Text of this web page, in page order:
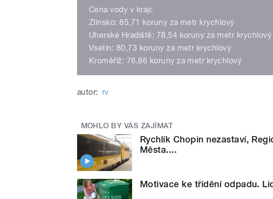
Cena vody v kraji:
Zlínsko: 85,71 koruny za metr krychlový
Uherské Hradiště: 78,54 koruny za metr krychlový
Vsetín: 80,73 koruny za metr krychlový
Kroměříž: 76,86 koruny za metr krychlový
autor: rv
MOHLO BY VÁS ZAJÍMAT
Rychlík Chopin nezastaví,
Města....
Motivace ke třídění odpadu.